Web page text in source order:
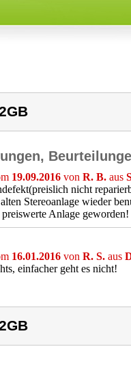
19.09.2016 von R. B. aus
nicht
Stereoanlage wieder
Anlage geworden!
16.01.2016 von R. S. aus
einfacher geht es nicht!